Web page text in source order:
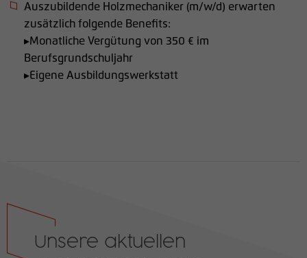
Auszubildende Holzmechaniker (m/w/d) erwarten
zusätzlich folgende Benefits:
▸Monatliche Vergütung von 350 € im
Berufsgrundschuljahr
▸Eigene Ausbildungswerkstatt
Unsere aktuellen